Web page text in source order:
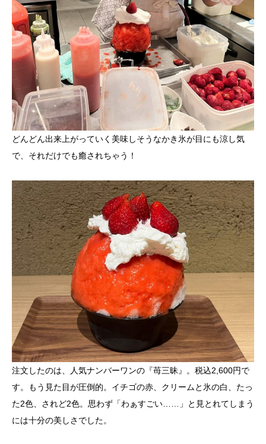
どんどん出来上がっていく美味しそうなかき氷が目にも涼し気
で、それだけでも癒されちゃう！
注文したのは、人気ナンバーワンの『苺三昧』。税込2,600円で
す。もう見た目が圧倒的。イチゴの赤、クリームと氷の白、たっ
た2色、されど2色。思わず「わぁすごい……」と見とれてしまう
には十分の美しさでした。